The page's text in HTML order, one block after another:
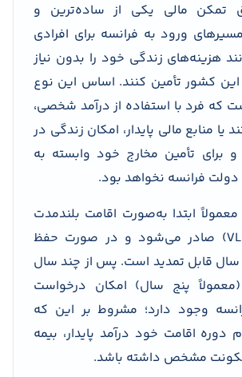
تمکن مالی یکی از ساده‌ترین و
ورود به فرانسه برای افرادی
هزینه‌های زندگی خود را بدون نیاز
کشور تأمین کنند. اساس این نوع
که فرد با استفاده از درآمد شخصی،
یا منابع مالی پایدار، امکان زندگی در
و برای تأمین مخارج خود وابسته به
فرانسه نخواهد بود.
ابتدا به‌صورت اقامت بلندمدت
یک‌ساله (VLS-TS) صادر می‌شود و در صورت حفظ
سال قابل تمدید است. پس از چند سال
پنج سال) امکان درخواست
وجود دارد؛ مشروط بر این که
دوره اقامت خود درآمد پایدار، بیمه
مشخص داشته باشد.